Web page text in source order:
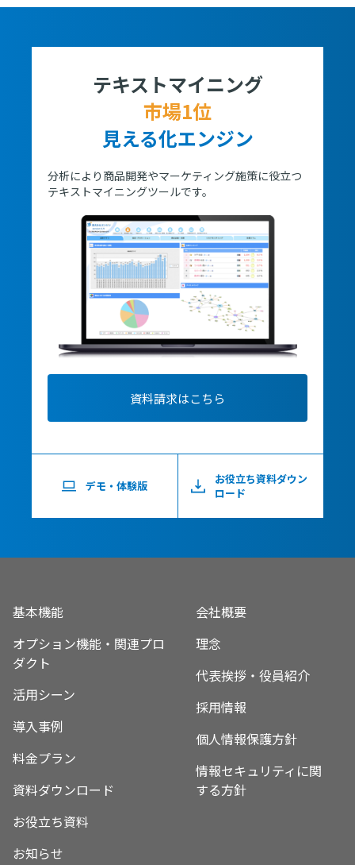
テキストマイニング
市場1位
見える化エンジン
分析により商品開発やマーケティング施策に役立つ
テキストマイニングツールです。
資料請求はこちら
デモ・体験版
お役立ち資料ダウン
ロード
基本機能
オプション機能・関連プロ
ダクト
活用シーン
導入事例
料金プラン
資料ダウンロード
お役立ち資料
お知らせ
会社概要
理念
代表挨拶・役員紹介
採用情報
個人情報保護方針
情報セキュリティに関
する方針